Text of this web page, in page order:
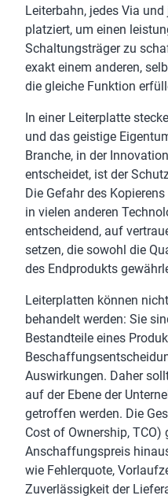
Leiterbahn, jedes Via
platziert, um einen
Schaltungsträger zu
exakt einem anderen,
die gleiche Funktion
In einer Leiterplatte
und das geistige
Branche, in der
entscheidet, ist der
Die Gefahr des
in vielen anderen
entscheidend, auf
setzen, die sowohl die
des Endprodukts
Leiterplatten können
behandelt werden: Sie
Bestandteile eines
Auswirkungen. Daher
auf der Ebene der
getroffen werden. Die
Cost of Ownership,
Anschaffungspreis
wie Fehlerquote,
Zuverlässigkeit der